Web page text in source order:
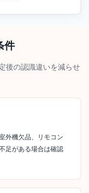
件
後の認識違いを減らせ
外機欠品、リモコン
足がある場合は確認